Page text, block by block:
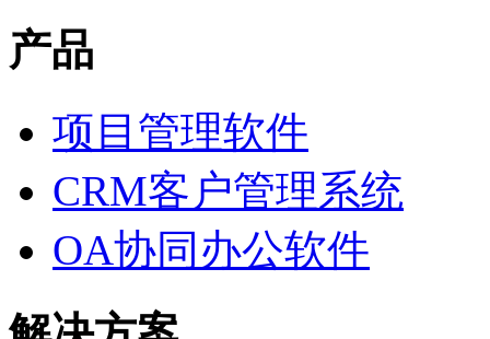
产品
项目管理软件
CRM客户管理系统
OA协同办公软件